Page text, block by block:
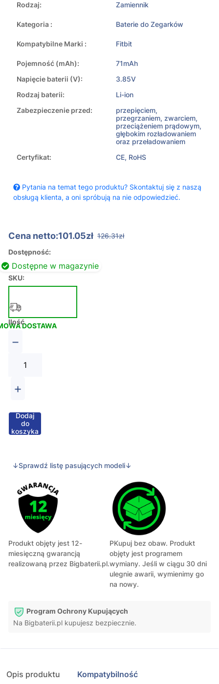
Rodzaj: Zamiennik
Kategoria : Baterie do Zegarków
Kompatybilne Marki : Fitbit
Pojemność (mAh):
71mAh
Napięcie baterii (V):
3.85V
Rodzaj baterii:
Li-ion
Zabezpieczenie przed:
przepięciem,
przegrzaniem, zwarciem,
przeciążeniem prądowym,
głębokim rozładowaniem
oraz przeładowaniem
Certyfikat:
CE, RoHS
Pytania na temat tego produktu? Skontaktuj się z naszą
obsługą klienta, a oni spróbują na nie odpowiedzieć.
Cena netto:101.05zł 126.31zł
Dostępność:
Dostępne w magazynie
SKU:
DOSTAWA
Ilość
−
+
Dodaj
do
koszyka
↓Sprawdź listę pasujących modeli↓
Produkt objęty jest 12-
miesięczną gwarancją
realizowaną przez Bigbaterii.pl.
PKupuj bez obaw. Produkt
objęty jest programem
wymiany. Jeśli w ciągu 30 dni
ulegnie awarii, wymienimy go
na nowy.
Program Ochrony Kupujących
Na Bigbaterii.pl kupujesz bezpiecznie.
Opis produktu Kompatybilność